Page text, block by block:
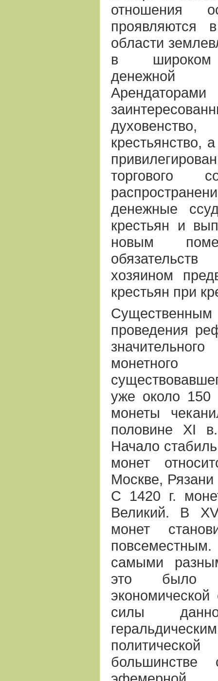
отношения
проявляются
области
в широком
денежной
крестьянство,
торгового
денежные
крестьян и
новым
хозяином
крестьян при
проведения
уже около 150
монеты
половине ХI
Начало
монет
Москве,
С 1420 г.
Великий. В
монет
самыми
это было
экономической
силы
большинстве